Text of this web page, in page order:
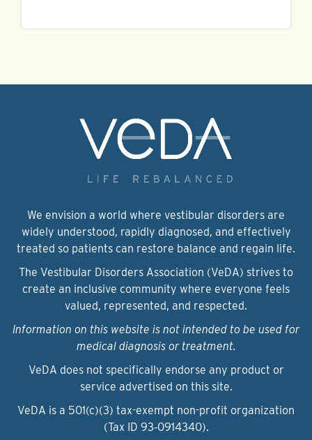
We envision a world where vestibular disorders are
widely understood, rapidly diagnosed, and effectively
treated so patients can restore balance and regain life.
The Vestibular Disorders Association (VeDA) strives to
create an inclusive community where everyone feels
valued, represented, and respected.
Information on this website is not intended to be used for
medical diagnosis or treatment.
VeDA does not specifically endorse any product or
service advertised on this site.
VeDA is a 501(c)(3) tax-exempt non-profit organization
(Tax ID 93‑0914340).